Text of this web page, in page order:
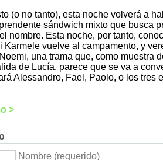
(o no tanto), esta noche volverá a
sándwich mixto que busca
nombre. Esta noche, por tanto,
Karmele vuelve al campamento, y
una trama que, como muestra
de Lucía, parece que se va a
Alessandro, Fael, Paolo, o los tres
>
Nombre (requerido)